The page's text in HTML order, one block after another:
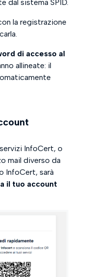
dal sistema SPID.
la registrazione
di accesso al
allineate: il
InfoCert, o
mail diverso da
InfoCert, sarà
il tuo account